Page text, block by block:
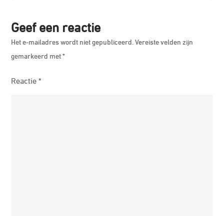
Geef een reactie
Het e-mailadres wordt niet gepubliceerd. Vereiste velden zijn
gemarkeerd met*
Reactie*